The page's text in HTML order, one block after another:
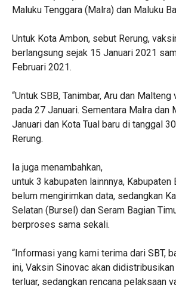
Maluku Tenggara (Malra) dan Maluku
Untuk Kota Ambon, sebut Rerung,
berlangsung sejak 15 Januari 2021
Februari 2021.
“Untuk SBB, Tanimbar, Aru dan
pada 27 Januari. Sementara Malra dan
Januari dan Kota Tual baru di tanggal
Rerung.
Ia juga menambahkan,
untuk 3 kabupaten lainnnya, Kabupaten
belum mengirimkan data, sedangkan
Selatan (Bursel) dan Seram Bagian
berproses sama sekali.
“Informasi yang kami terima dari SBT,
ini, Vaksin Sinovac akan
terluar, sedangkan rencana pelaksaan